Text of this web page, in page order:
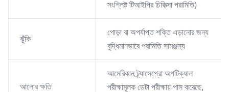
সংশ্লিষ্ট টিআইপির চিকিত্সা পরামিতি)
ঝুঁকি
পোড়া বা অপর্যাপ্ত শক্তি এড়ানোর জন্য
বুদ্ধিমানভাবে পরামিতি সামঞ্জস্য
আলোর ক্ষতি
আমেরিকান ট্র্যাসেপ্রো অপটিক্যাল
পরীক্ষামূলক ডেটা পরীক্ষায় পাস করেছে,